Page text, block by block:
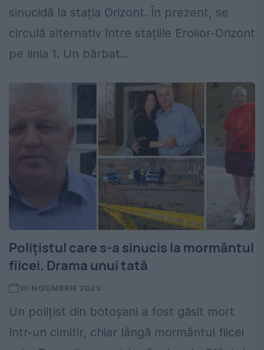
sinucidă la stația Orizont. În prezent, se
circulă alternativ între stațiile Eroilor-Orizont
pe linia 1. Un bărbat...
Polițistul care s-a sinucis la mormântul
fiicei. Drama unui tată
30 NOIEMBRIE 2023
Un polițist din botoșani a fost găsit mort
într-un cimitir, chiar lângă mormântul fiicei